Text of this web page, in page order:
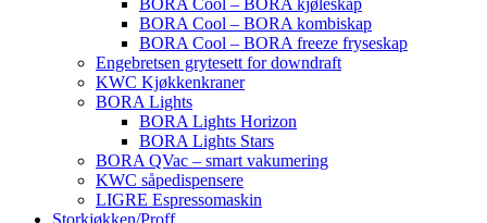
BORA Cool – BORA kjøleskap
BORA Cool – BORA kombiskap
BORA Cool – BORA freeze fryseskap
Engebretsen grytesett for downdraft
KWC Kjøkkenkraner
BORA Lights
BORA Lights Horizon
BORA Lights Stars
BORA QVac – smart vakumering
KWC såpedispensere
LIGRE Espressomaskin
Storkjøkken/Proff